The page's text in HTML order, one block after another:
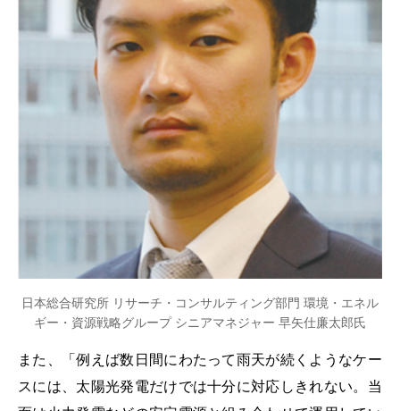
日本総合研究所 リサーチ・コンサルティング部門 環境・エネル
ギー・資源戦略グループ シニアマネジャー 早矢仕廉太郎氏
また、「例えば数日間にわたって雨天が続くようなケー
スには、太陽光発電だけでは十分に対応しきれない。当